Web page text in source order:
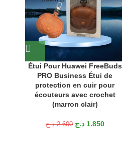
Étui Pour Huawei FreeBuds
PRO Business Étui de
protection en cuir pour
écouteurs avec crochet
(marron clair)
2.600 د.ج 1.850 د.ج